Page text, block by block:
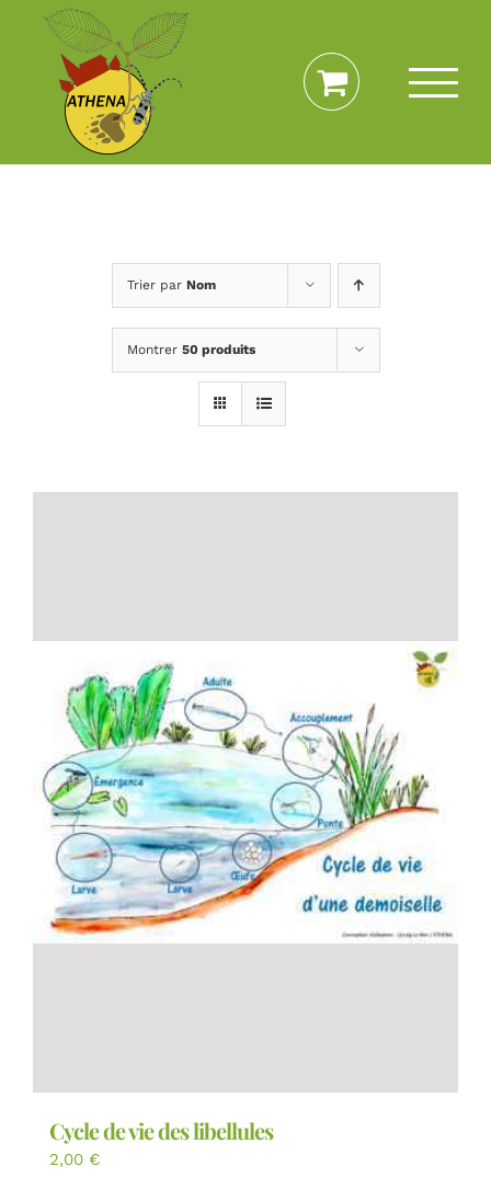
Passer
contenu
Trier par Nom
Montrer 50 produits
Cycle de vie des libellules
2,00 €